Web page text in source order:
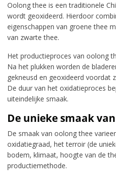
Oolong thee is een traditionele
wordt geoxideerd. Hierdoor
eigenschappen van groene thee
van zwarte thee.
Het productieproces van oolong
Na het plukken worden de
gekneusd en geoxideerd voordat
De duur van het oxidatieproces
uiteindelijke smaak.
De unieke smaak
De smaak van oolong thee
oxidatiegraad, het terroir (de
bodem, klimaat, hoogte van de
productiemethode.